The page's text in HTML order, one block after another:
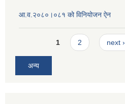
आ.व.२०८०।०८१ को विनियोजन ऐन
Pages1 2 next ›
अन्य